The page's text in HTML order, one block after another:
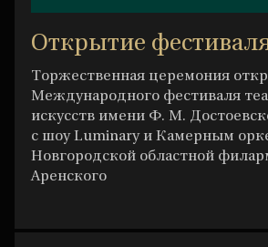
Открытие
Торжественная церемония
Международного фестиваля
искусств имени Ф. М.
с шоу Luminary и Камерным
Новгородской областной
Аренского